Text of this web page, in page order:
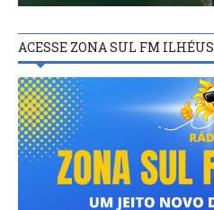
ACESSE ZONA SUL FM ILHÉUS